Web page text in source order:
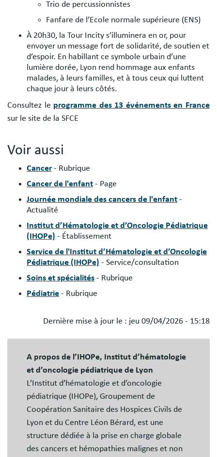
Trio de percussionnistes
Fanfare de l’Ecole normale supérieure (ENS)
À 20h30, la Tour Incity s’illuminera en or, pour
envoyer un message fort de solidarité, de soutien et
d’espoir. En habillant ce symbole urbain d’une
lumière dorée, Lyon rend hommage aux enfants
malades, à leurs familles, et à tous ceux qui luttent
chaque jour à leurs côtés.
Consultez le programme des 13 événements en France
sur le site de la SFCE
Voir aussi
Cancer - Rubrique
Cancer de l'enfant - Page
Journée mondiale des cancers de l'enfant -
Actualité
Institut d’Hématologie et d’Oncologie Pédiatrique
(IHOPe) - Établissement
Service de l'Institut d’Hématologie et d’Oncologie
Pédiatrique (IHOPe) - Service/consultation
Soins et spécialités - Rubrique
Pédiatrie - Rubrique
Dernière mise à jour le : jeu 09/04/2026 - 15:18
A propos de l’IHOPe, Institut d’hématologie
et d’oncologie pédiatrique de Lyon
L’Institut d’hématologie et d’oncologie
pédiatrique (IHOPe), Groupement de
Coopération Sanitaire des Hospices Civils de
Lyon et du Centre Léon Bérard, est une
structure dédiée à la prise en charge globale
des cancers et hémopathies malignes et non